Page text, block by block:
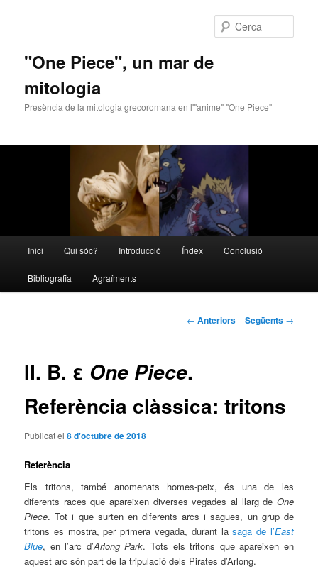
"One Piece", un mar de
mitologia
Presència de la mitologia grecoromana en l'"anime" "One Piece"
principal
Aneu
al
Inici Qui sóc? Introducció Índex Conclusió
Bibliografia Agraïments
Navegació
← Anteriors Següents →
II. B. ε One Piece.
Referència clàssica: tritons
Publicat el8 d'octubre de 2018
Referència
Els tritons, també anomenats homes-peix, és una de les
diferents races que apareixen diverses vegades al llarg de One
Piece. Tot i que surten en diferents arcs i sagues, un grup de
tritons es mostra, per primera vegada, durant lasaga de l’East
Blue, en l’arc d’Arlong Park. Tots els tritons que apareixen en
aquest arc són part de la tripulació dels Pirates d’Arlong.